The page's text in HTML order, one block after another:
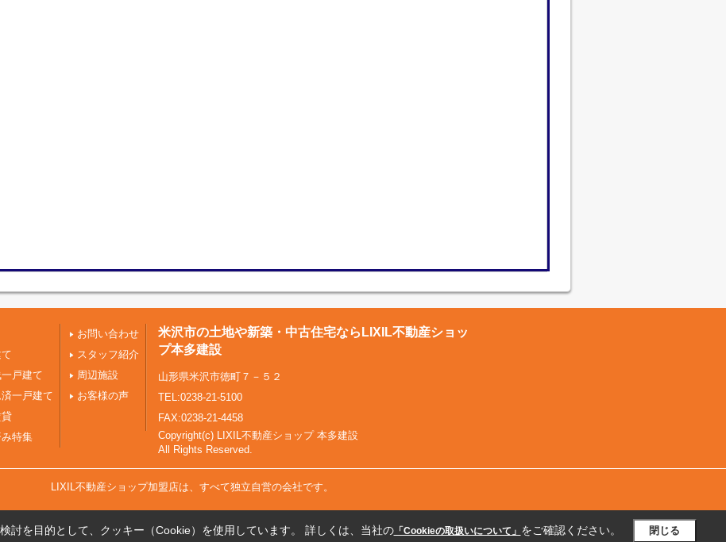
戸建て
一戸建て
特集
お問い合わせ
スタッフ紹介
周辺施設
お客様の声
米沢市の土地や新築・中古住宅ならLIXIL不動産ショッ
プ本多建設
山形県米沢市徳町７－５２
TEL:0238-21-5100
FAX:0238-21-4458
Copyright(c) LIXIL不動産ショップ 本多建設
All Rights Reserved.
LIXIL不動産ショップ加盟店は、すべて独立自営の会社です。
討を目的として、クッキー（Cookie）を使用しています。 詳しくは、当社の「Cookieの取扱いについて」 をご確認ください。 閉じる